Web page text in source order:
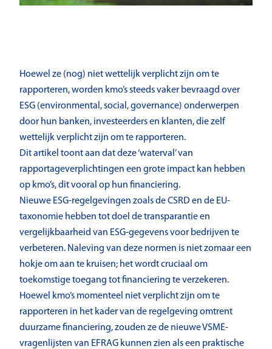
Hoewel ze (nog) niet wettelijk verplicht zijn om te
rapporteren, worden kmo’s steeds vaker bevraagd over
ESG (environmental, social, governance) onderwerpen
door hun banken, investeerders en klanten, die zelf
wettelijk verplicht zijn om te rapporteren.
Dit artikel toont aan dat deze ‘waterval’ van
rapportageverplichtingen een grote impact kan hebben
op kmo’s, dit vooral op hun financiering.
Nieuwe ESG-regelgevingen zoals de CSRD en de EU-
taxonomie hebben tot doel de transparantie en
vergelijkbaarheid van ESG-gegevens voor bedrijven te
verbeteren. Naleving van deze normen is niet zomaar een
hokje om aan te kruisen; het wordt cruciaal om
toekomstige toegang tot financiering te verzekeren.
Hoewel kmo’s momenteel niet verplicht zijn om te
rapporteren in het kader van de regelgeving omtrent
duurzame financiering, zouden ze de nieuwe VSME-
vragenlijsten van EFRAG kunnen zien als een praktische